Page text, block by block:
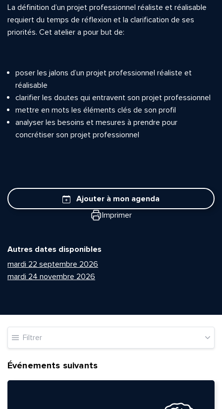
La définition d’un projet professionnel réaliste et réalisable
requiert du temps de réflexion et la clarification de ses
priorités. Cet atelier a pour but de:
poser les jalons d’un projet professionnel réaliste et
réalisable
clarifier les doutes qui entravent son projet professionnel
mettre en mots les éléments clés de son profil
analyser les besoins et mesures à prendre pour
concrétiser son projet professionnel
Ajouter à mon agenda
Imprimer
Autres dates disponibles
mardi 22 septembre 2026
mardi 24 novembre 2026
Filtrer
Événements suivants